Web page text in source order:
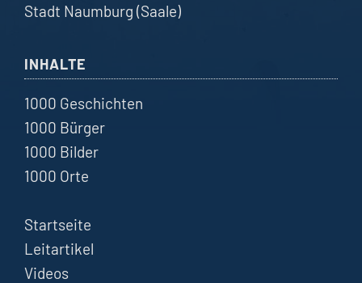
Stadt Naumburg (Saale)
INHALTE
1000 Geschichten
1000 Bürger
1000 Bilder
1000 Orte
Startseite
Leitartikel
Videos